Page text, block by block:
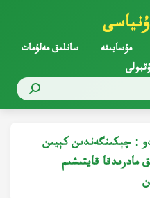
مۇسابىقە
سانلىق مەلۇمات
: چېكىنگەندىن كېيىن
مادرىدقا قايتىشىم